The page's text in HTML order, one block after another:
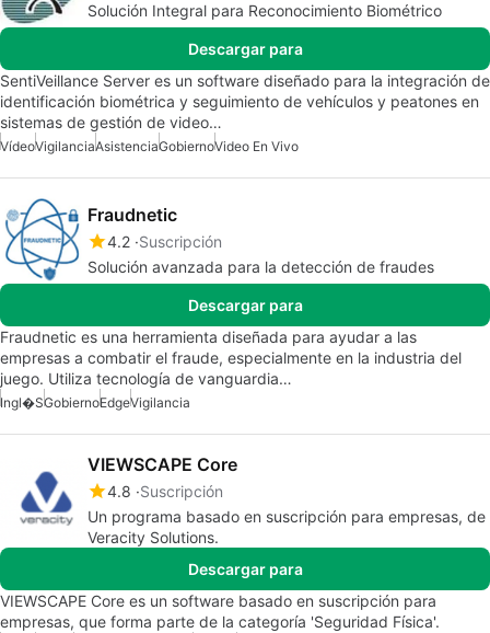
Solución Integral para Reconocimiento Biométrico
Descargar para
SentiVeillance Server es un software diseñado para la integración de
identificación biométrica y seguimiento de vehículos y peatones en
sistemas de gestión de video…
VídeoVigilanciaAsistenciaGobiernoVideo En Vivo
Fraudnetic
4.2 Suscripción
Solución avanzada para la detección de fraudes
Descargar para
Fraudnetic es una herramienta diseñada para ayudar a las
empresas a combatir el fraude, especialmente en la industria del
juego. Utiliza tecnología de vanguardia…
Ingl�sGobiernoEdgeVigilancia
VIEWSCAPE Core
4.8 Suscripción
Un programa basado en suscripción para empresas, de
Veracity Solutions.
Descargar para
VIEWSCAPE Core es un software basado en suscripción para
empresas, que forma parte de la categoría 'Seguridad Física'.